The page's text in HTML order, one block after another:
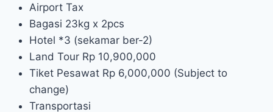
Airport Tax
Bagasi 23kg x 2pcs
Hotel *3 (sekamar ber-2)
Land Tour Rp 10,900,000
Tiket Pesawat Rp 6,000,000 (Subject to
change)
Transportasi